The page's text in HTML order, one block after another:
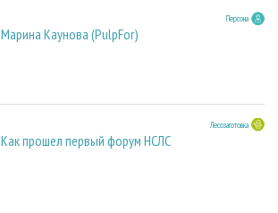
Персона
Марина Каунова (PulpFor)
Лесозаготовка
Как прошел первый форум НСЛС